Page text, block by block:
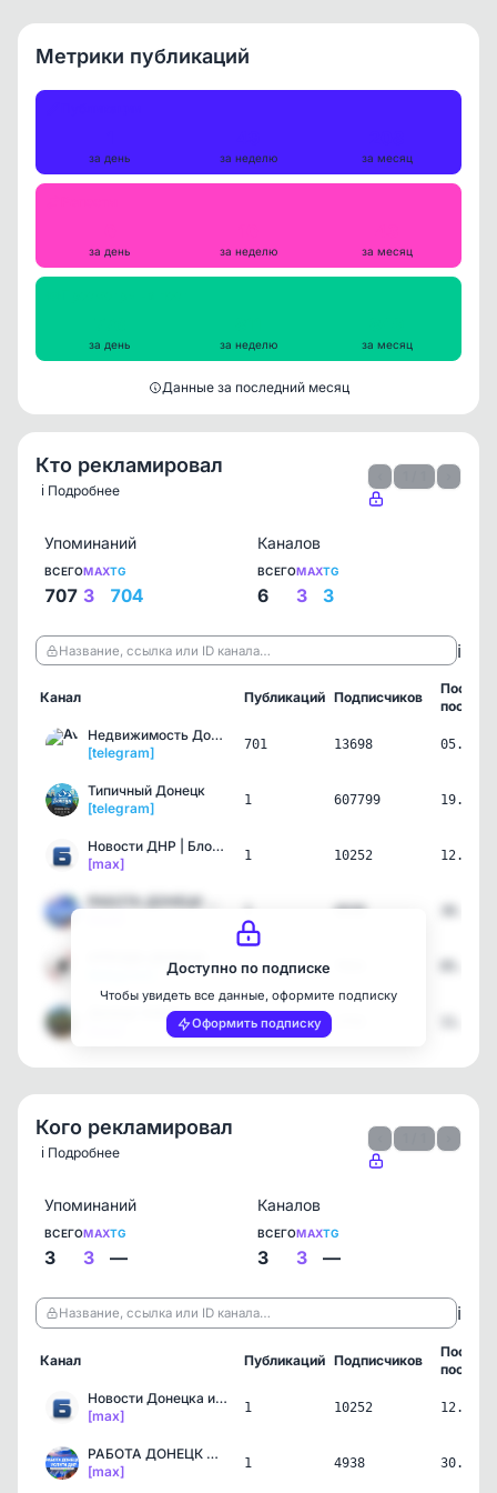
Метрики публикаций
за день за неделю за месяц
за день за неделю за месяц
за день за неделю за месяц
Данные за последний месяц
Кто рекламировал
ℹ️ Подробнее
Упоминаний
ВСЕГО
707
MAX
3
TG
704
Каналов
ВСЕГО
6
MAX
3
TG
3
Название, ссылка или ID канала… ℹ️
Канал Публикаций Подписчиков
пост
Недвижимость Донецк,Маке…
[telegram]
701 13698
Типичный Донецк
[telegram]
1 607799
Новости ДНР | Блокнот До…
[max]
1 10252
1 4938
2
Донецк Online
1
Доступно по подписке
Чтобы увидеть все данные, оформите подписку
Оформить подписку
Кого рекламировал
ℹ️ Подробнее
Упоминаний
ВСЕГО
3
MAX
3
TG
—
Каналов
ВСЕГО
3
MAX
3
TG
—
Название, ссылка или ID канала… ℹ️
Канал Публикаций Подписчиков
пост
Новости Донецка и ДНР | …
[max]
1 10252
РАБОТА ДОНЕЦК Ⓜ️ ДНР
[max]
1 4938